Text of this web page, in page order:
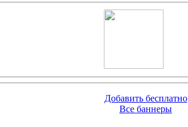
Добавить бесплатно
Все баннеры